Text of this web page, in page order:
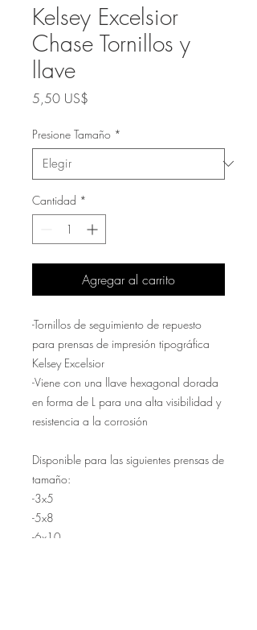
Kelsey Excelsior
Chase Tornillos y
llave
5,50 US$
Presione Tamaño *
Cantidad *
Agregar al carrito
-Tornillos de seguimiento de repuesto
para prensas de impresión tipográfica
Kelsey Excelsior
-Viene con una llave hexagonal dorada
en forma de L para una alta visibilidad y
resistencia a la corrosión
Disponible para las siguientes prensas de
tamaño:
-3x5
-5x8
-6x10